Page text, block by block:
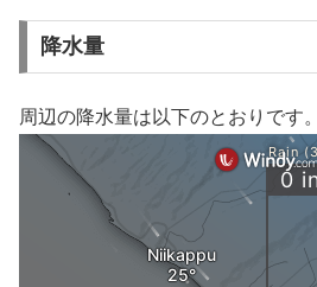
降水量
周辺の降水量は以下のとおりです。